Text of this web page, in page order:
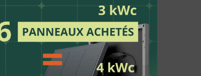
avec nous
contactez
énergétique.